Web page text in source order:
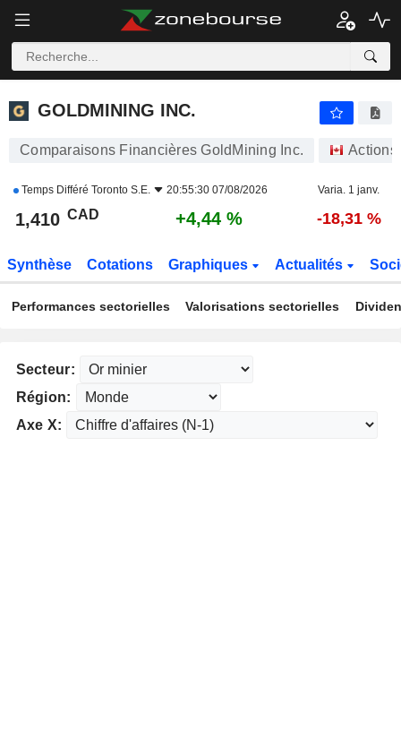
GOLDMINING INC.
GOLDMINING INC.
Comparaisons Financières GoldMining Inc. Actions
Temps Différé Toronto S.E. 20:55:30 07/08/2026 Varia. 1 janv.
1,410 CAD +4,44 % -18,31 %
Synthèse Cotations Graphiques Actualités
Performances sectorielles Valorisations sectorielles
Secteur:
Région:
Axe X: